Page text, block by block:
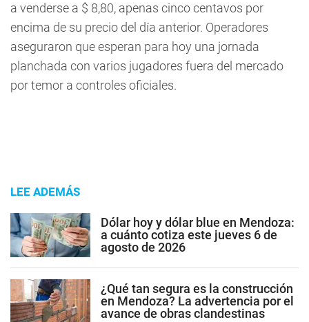
a venderse a $ 8,80, apenas cinco centavos por
encima de su precio del día anterior. Operadores
aseguraron que esperan para hoy una jornada
planchada con varios jugadores fuera del mercado
por temor a controles oficiales.
LEE ADEMÁS
Dólar hoy y dólar blue en Mendoza:
a cuánto cotiza este jueves 6 de
agosto de 2026
¿Qué tan segura es la construcción
en Mendoza? La advertencia por el
avance de obras clandestinas